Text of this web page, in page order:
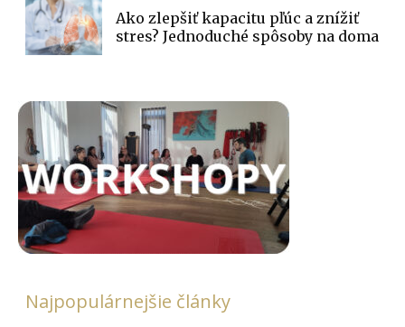
Ako zlepšiť kapacitu pľúc a znížiť
stres? Jednoduché spôsoby na doma
Najpopulárnejšie články